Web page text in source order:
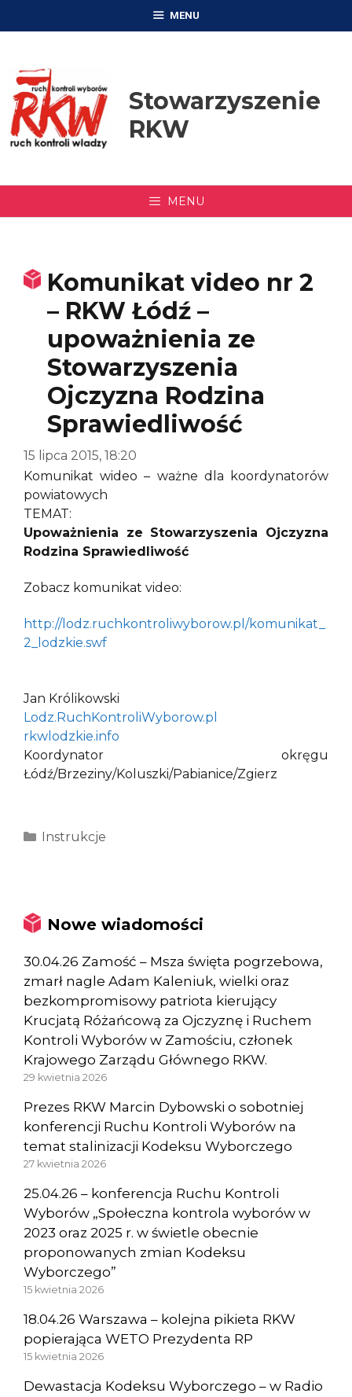
MENU
Stowarzyszenie
RKW
MENU
Komunikat video nr 2
– RKW Łódź –
upoważnienia ze
Stowarzyszenia
Ojczyzna Rodzina
Sprawiedliwość
15 lipca 2015, 18:20
Komunikat wideo – ważne dla koordynatorów
powiatowych
TEMAT:
Upoważnienia ze Stowarzyszenia Ojczyzna
Rodzina Sprawiedliwość
Zobacz komunikat video:
http://lodz.ruchkontroliwyborow.pl/komunikat_
2_lodzkie.swf
Jan Królikowski
Lodz.RuchKontroliWyborow.pl
rkwlodzkie.info
Koordynator okręgu
Łódź/Brzeziny/Koluszki/Pabianice/Zgierz
Kategorie
Instrukcje
Nowe wiadomości
30.04.26 Zamość – Msza święta pogrzebowa,
zmarł nagle Adam Kaleniuk, wielki oraz
bezkompromisowy patriota kierujący
Krucjatą Różańcową za Ojczyznę i Ruchem
Kontroli Wyborów w Zamościu, członek
Krajowego Zarządu Głównego RKW.
29 kwietnia 2026
Prezes RKW Marcin Dybowski o sobotniej
konferencji Ruchu Kontroli Wyborów na
temat stalinizacji Kodeksu Wyborczego
27 kwietnia 2026
25.04.26 – konferencja Ruchu Kontroli
Wyborów „Społeczna kontrola wyborów w
2023 oraz 2025 r. w świetle obecnie
proponowanych zmian Kodeksu
Wyborczego”
15 kwietnia 2026
18.04.26 Warszawa – kolejna pikieta RKW
popierająca WETO Prezydenta RP
15 kwietnia 2026
Dewastacja Kodeksu Wyborczego – w Radio